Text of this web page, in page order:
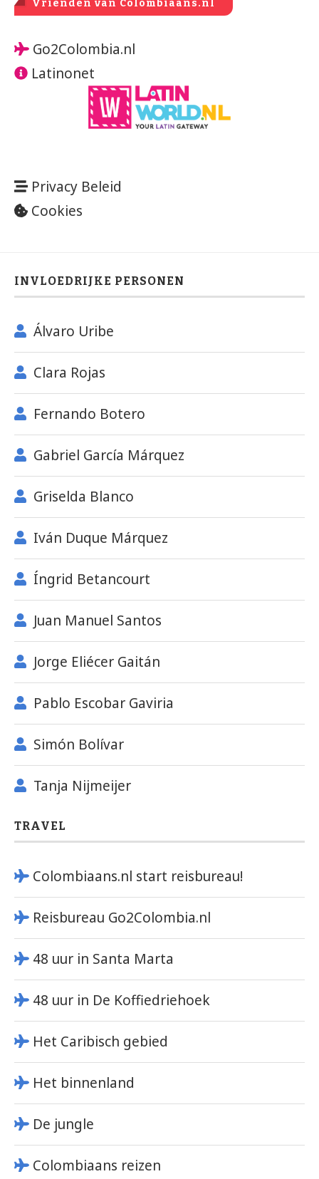
Vrienden van Colombiaans.nl
Go2Colombia.nl
Latinonet
Privacy Beleid
Cookies
INVLOEDRIJKE PERSONEN
Álvaro Uribe
Clara Rojas
Fernando Botero
Gabriel García Márquez
Griselda Blanco
Iván Duque Márquez
Íngrid Betancourt
Juan Manuel Santos
Jorge Eliécer Gaitán
Pablo Escobar Gaviria
Simón Bolívar
Tanja Nijmeijer
TRAVEL
Colombiaans.nl start reisbureau!
Reisbureau Go2Colombia.nl
48 uur in Santa Marta
48 uur in De Koffiedriehoek
Het Caribisch gebied
Het binnenland
De jungle
Colombiaans reizen